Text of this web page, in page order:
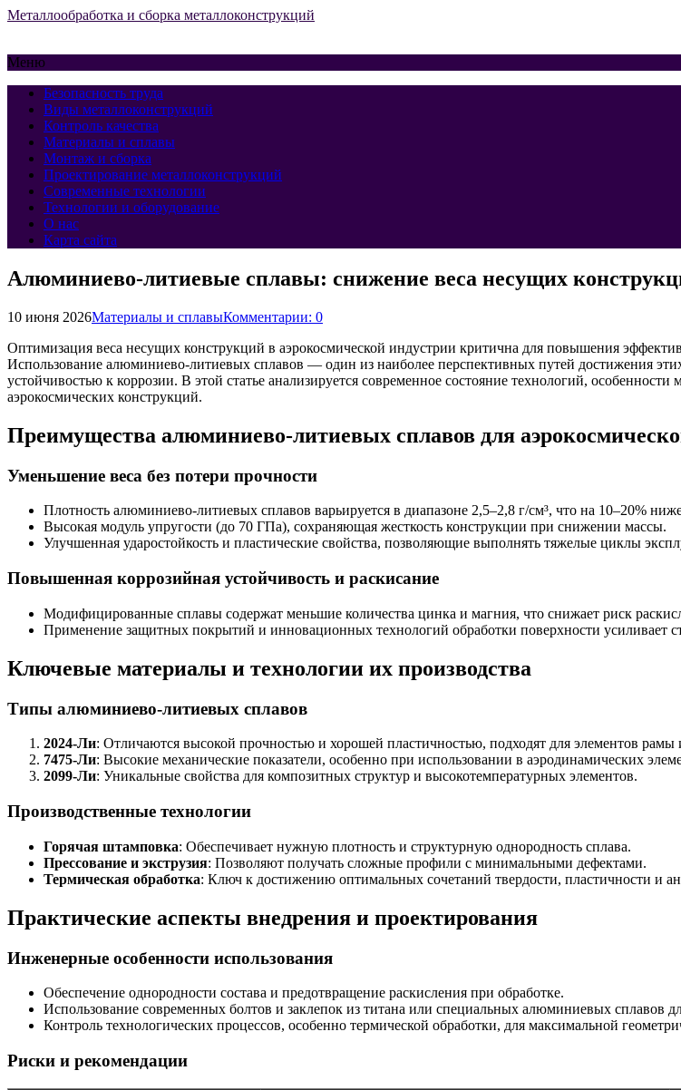
Металлообработка и сборка металлоконструкций
Меню
Безопасность труда
Виды металлоконструкций
Контроль качества
Материалы и сплавы
Монтаж и сборка
Проектирование металлоконструкций
Современные технологии
Технологии и оборудование
О нас
Карта сайта
Алюминиево-литиевые сплавы: снижение веса несущих
10 июня 2026Материалы и сплавыКомментарии: 0
Оптимизация веса несущих конструкций в аэрокосмической индустрии критична для повышения
Использование алюминиево-литиевых сплавов — один из наиболее перспективных путей достижения
устойчивостью к коррозии. В этой статье анализируется современное состояние технологий,
аэрокосмических конструкций.
Преимущества алюминиево-литиевых сплавов для
Уменьшение веса без потери прочности
Плотность алюминиево-литиевых сплавов варьируется в диапазоне 2,5–2,8 г/см³, что на 10–20%
Высокая модуль упругости (до 70 ГПа), сохраняющая жесткость конструкции при снижении массы.
Улучшенная ударостойкость и пластические свойства, позволяющие выполнять тяжелые циклы
Повышенная коррозийная устойчивость и раскисание
Модифицированные сплавы содержат меньшие количества цинка и магния, что снижает риск
Применение защитных покрытий и инновационных технологий обработки поверхности усиливает
Ключевые материалы и технологии их производства
Типы алюминиево-литиевых сплавов
2024-Ли: Отличаются высокой прочностью и хорошей пластичностью, подходят для элементов
7475-Ли: Высокие механические показатели, особенно при использовании в аэродинамических
2099-Ли: Уникальные свойства для композитных структур и высокотемпературных элементов.
Производственные технологии
Горячая штамповка: Обеспечивает нужную плотность и структурную однородность сплава.
Прессование и экструзия: Позволяют получать сложные профили с минимальными дефектами.
Термическая обработка: Ключ к достижению оптимальных сочетаний твердости, пластичности и
Практические аспекты внедрения и проектирования
Инженерные особенности использования
Обеспечение однородности состава и предотвращение раскисления при обработке.
Использование современных болтов и заклепок из титана или специальных алюминиевых сплавов
Контроль технологических процессов, особенно термической обработки, для максимальной
Риски и рекомендации